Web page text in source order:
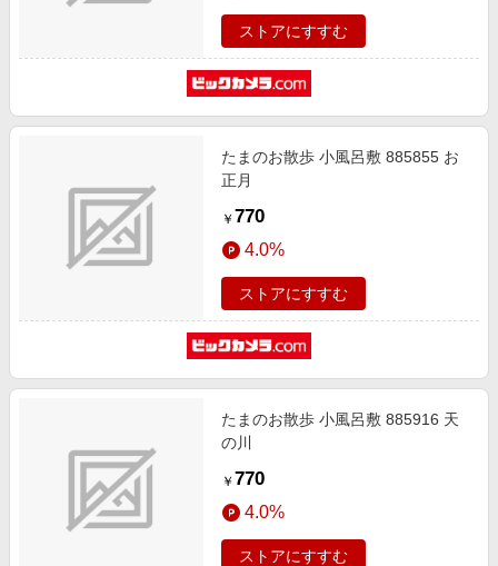
ストアにすすむ
たまのお散歩 小風呂敷 885855 お
正月
￥ 770
4.0%
ストアにすすむ
たまのお散歩 小風呂敷 885916 天
の川
￥ 770
4.0%
ストアにすすむ